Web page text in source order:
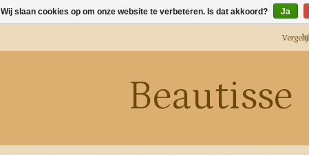
Beautisse
Wij slaan cookies op om onze website te verbeteren. Is dat akkoord? Ja